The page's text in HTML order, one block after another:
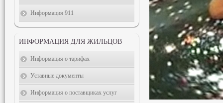
Информация 911
ИНФОРМАЦИЯ ДЛЯ ЖИЛЬЦОВ
Информация о тарифах
Уставные документы
Информация о поставщиках услуг